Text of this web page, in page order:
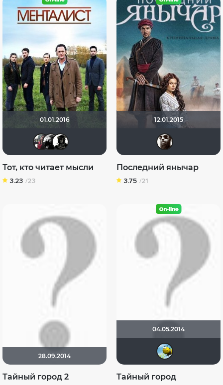
01.01.2016
Тот, кто читает мысли
3.23 /23
12.01.2015
Последний янычар
3.75 /21
28.09.2014
Тайный город 2
04.05.2014
Тайный город